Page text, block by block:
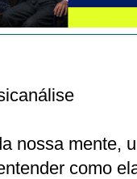
nossa mente,
como